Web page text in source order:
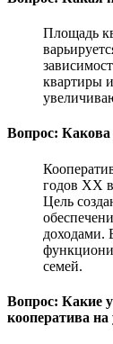
Площадь
квартиры
Вопрос: Какова
годов XX
Цель
доходами.
семей.
Вопрос: Какие
кооператива на